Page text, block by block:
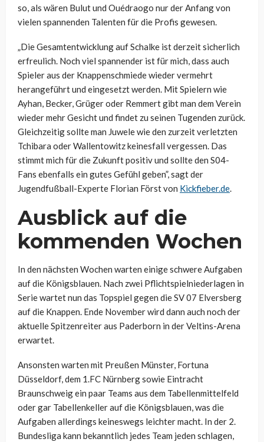
so, als wären Bulut und Ouédraogo nur der Anfang von
vielen spannenden Talenten für die Profis gewesen.
„Die Gesamtentwicklung auf Schalke ist derzeit sicherlich
erfreulich. Noch viel spannender ist für mich, dass auch
Spieler aus der Knappenschmiede wieder vermehrt
herangeführt und eingesetzt werden. Mit Spielern wie
Ayhan, Becker, Grüger oder Remmert gibt man dem Verein
wieder mehr Gesicht und findet zu seinen Tugenden zurück.
Gleichzeitig sollte man Juwele wie den zurzeit verletzten
Tchibara oder Wallentowitz keinesfall vergessen. Das
stimmt mich für die Zukunft positiv und sollte den S04-
Fans ebenfalls ein gutes Gefühl geben”, sagt der
Jugendfußball-Experte Florian Först von Kickfieber.de.
Ausblick auf die
kommenden Wochen
In den nächsten Wochen warten einige schwere Aufgaben
auf die Königsblauen. Nach zwei Pflichtspielniederlagen in
Serie wartet nun das Topspiel gegen die SV 07 Elversberg
auf die Knappen. Ende November wird dann auch noch der
aktuelle Spitzenreiter aus Paderborn in der Veltins-Arena
erwartet.
Ansonsten warten mit Preußen Münster, Fortuna
Düsseldorf, dem 1.FC Nürnberg sowie Eintracht
Braunschweig ein paar Teams aus dem Tabellenmittelfeld
oder gar Tabellenkeller auf die Königsblauen, was die
Aufgaben allerdings keineswegs leichter macht. In der 2.
Bundesliga kann bekanntlich jedes Team jeden schlagen,